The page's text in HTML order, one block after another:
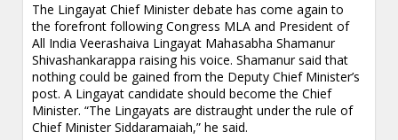
The Lingayat Chief Minister debate has come again to
the forefront following Congress MLA and President of
All India Veerashaiva Lingayat Mahasabha Shamanur
Shivashankarappa raising his voice. Shamanur said that
nothing could be gained from the Deputy Chief Minister’s
post. A Lingayat candidate should become the Chief
Minister. “The Lingayats are distraught under the rule of
Chief Minister Siddaramaiah,” he said.